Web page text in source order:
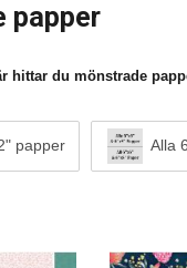
papper
hittar du mönstrade
papper Alla